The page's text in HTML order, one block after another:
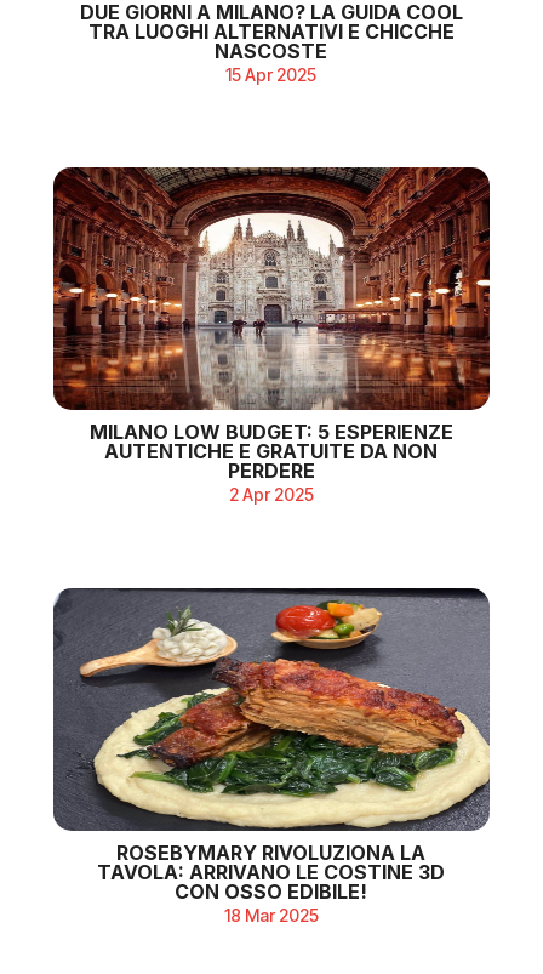
DUE GIORNI A MILANO? LA GUIDA COOL
TRA LUOGHI ALTERNATIVI E CHICCHE
NASCOSTE
15 Apr 2025
MILANO LOW BUDGET: 5 ESPERIENZE
AUTENTICHE E GRATUITE DA NON
PERDERE
2 Apr 2025
ROSEBYMARY RIVOLUZIONA LA
TAVOLA: ARRIVANO LE COSTINE 3D
CON OSSO EDIBILE!
18 Mar 2025